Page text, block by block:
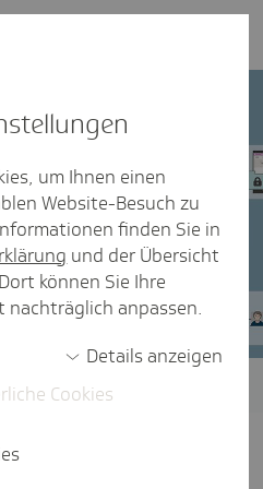
und
im
um Ihnen einen
Website-Besuch zu
finden Sie in
und der Übersicht
können Sie Ihre
nachträglich anpassen.
Details anzeigen
Cookies